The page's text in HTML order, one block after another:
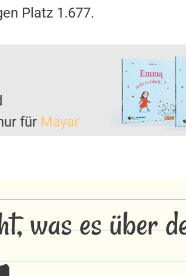
Platz 1.677.
für Mayar
was es über